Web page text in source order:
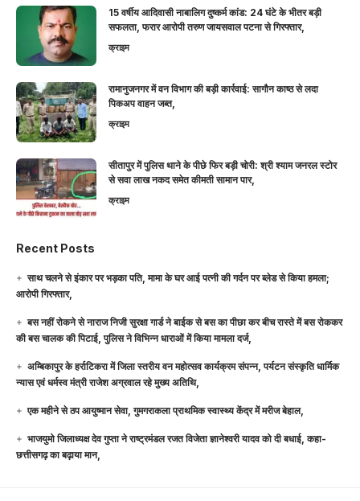
15 वर्षीय आदिवासी नाबालिग दुष्कर्म कांड: 24 घंटे के भीतर बड़ी
सफलता, फरार आरोपी तरुण जायसवाल पटना से गिरफ्तार,
क्राइम
रामानुजनगर में वन विभाग की बड़ी कार्रवाई: सागौन काष्ठ से लदा
पिकअप वाहन जब्त,
क्राइम
सीतापुर में पुलिस थाने के पीछे फिर बड़ी चोरी: श्री श्याम जनरल स्टोर
से सवा लाख नकद समेत कीमती सामान पार,
क्राइम
Recent Posts
साथ चलने से इंकार पर भड़का पति, मामा के घर आई पत्नी की गर्दन पर ब्लेड से किया हमला;
आरोपी गिरफ्तार,
बस नहीं रोकने से नाराज निजी सुरक्षा गार्ड ने बाईक से बस का पीछा कर बीच रास्ते में बस रोककर
की बस चालक की पिटाई, पुलिस ने विभिन्न धाराओं में किया मामला दर्ज,
अम्बिकापुर के हर्राटिकरा में जिला स्तरीय वन महोत्सव कार्यक्रम संपन्न, पर्यटन संस्कृति धार्मिक
न्यास एवं धर्मस्व मंत्री राजेश अग्रवाल रहे मुख्य अतिथि,
एक महीने से ठप आयुष्मान सेवा, गुमगराकला प्राथमिक स्वास्थ्य केंद्र में मरीज बेहाल,
भाजयुमो जिलाध्यक्ष देव गुप्ता ने राष्ट्रमंडल रजत विजेता ज्ञानेश्वरी यादव को दी बधाई, कहा-
छत्तीसगढ़ का बढ़ाया मान,